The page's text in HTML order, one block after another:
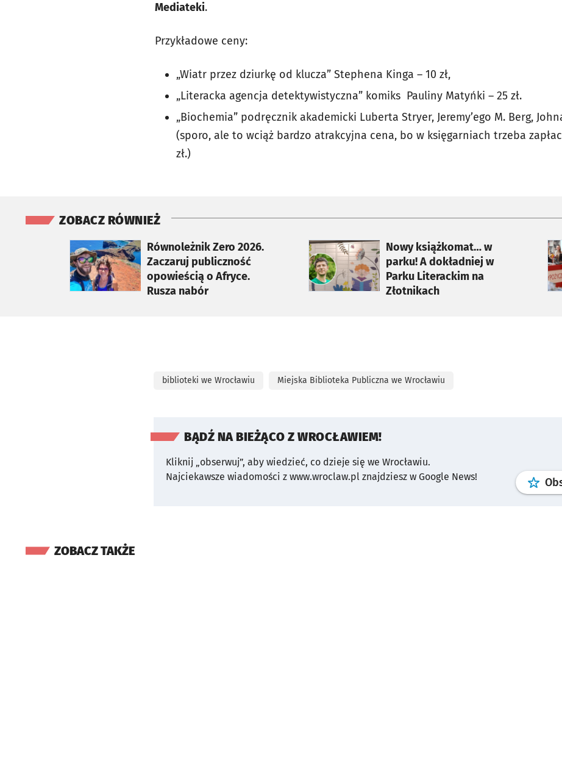
Mediateki.
Przykładowe ceny:
„Wiatr przez dziurkę od klucza” Stephena Kinga – 10 zł,
„Literacka agencja detektywistyczna” komiks Pauliny Matyńki – 25 zł.
„Biochemia” podręcznik akademicki Luberta Stryer, Jeremy’ego M. Berg,
(sporo, ale to wciąż bardzo atrakcyjna cena, bo w księgarniach trzeba
zł.)
ZOBACZ RÓWNIEŻ
Równoleżnik Zero 2026.
Zaczaruj publiczność
opowieścią o Afryce.
Rusza nabór
otworzy się w nowej karcie
Nowy książkomat… w
parku! A dokładniej w
Parku Literackim na
Złotnikach
otworzy się w nowej karcie
biblioteki we Wrocławiu Miejska Biblioteka Publiczna we Wrocławiu
BĄDŹ NA BIEŻĄCO Z WROCŁAWIEM!
Kliknij „obserwuj”, aby wiedzieć, co dzieje się we Wrocławiu.
Najciekawsze wiadomości z www.wroclaw.pl znajdziesz w Google News!
ZOBACZ TAKŻE